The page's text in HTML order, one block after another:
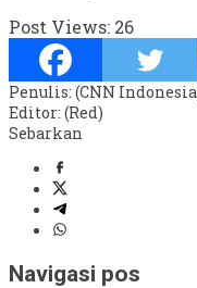
Post Views: 26
Penulis: (CNN
Editor: (Red)
Sebarkan
Navigasi pos